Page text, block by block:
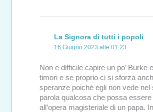
La Signora di tutti i popoli
16 Giugno 2023 alle 01:23
Non e difficile capire un po’ Burke
timori e se proprio ci si sforza
speranze poichè egli non vede nel
parola qualcosa che possa essere
all’opera magisteriale di un papa.